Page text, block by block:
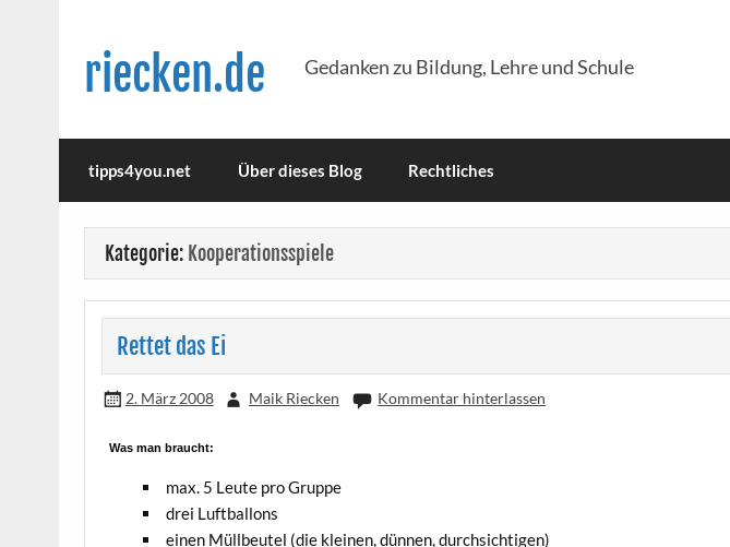
riecken.de Gedanken zu Bildung, Lehre und Schule
tipps4you.net Über dieses Blog Rechtliches
Kategorie: Kooperationsspiele
Rettet das Ei
2. März 2008 Maik Riecken Kommentar hinterlassen
Was man braucht:
max. 5 Leu­te pro Gruppe
drei Luft­bal­lons
einen Müll­beu­tel (die klei­nen, dün­nen, durchsichtigen)